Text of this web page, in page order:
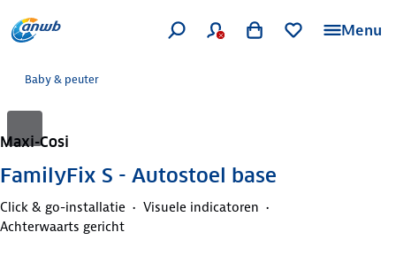
Menu
Baby & peuter
Maxi-Cosi
FamilyFix S - Autostoel base
Click & go-installatie
Visuele indicatoren
Achterwaarts gericht